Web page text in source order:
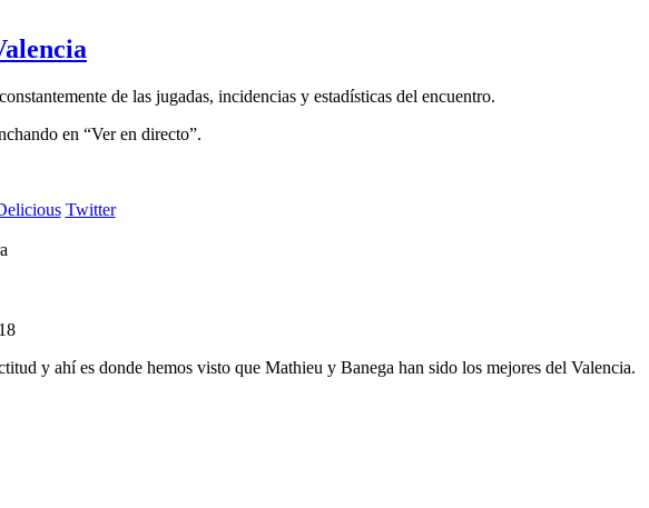
de las jugadas, incidencias y estadísticas del encuentro.
en “Ver en directo”.
Twitter
y ahí es donde hemos visto que Mathieu y Banega han sido los mejores del Valencia.